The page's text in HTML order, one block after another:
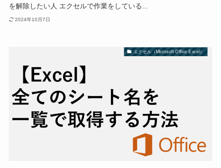
を解除したい人 エクセルで作業をしている...
2024年10月7日
エクセル（Microsoft Office Excel）